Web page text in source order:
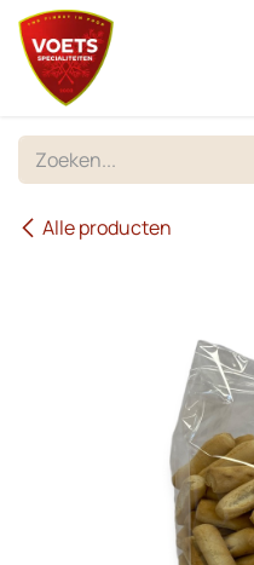
Overslaan naar inhoud
Alle producten